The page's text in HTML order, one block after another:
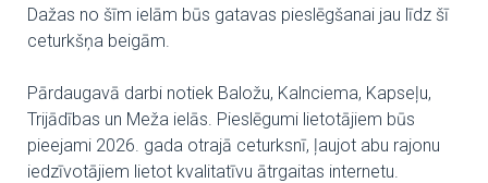
Dažas no šīm ielām būs gatavas pieslēgšanai jau līdz šī
ceturkšņa beigām.
Pārdaugavā darbi notiek Baložu, Kalnciema, Kapseļu,
Trijādības un Meža ielās. Pieslēgumi lietotājiem būs
pieejami 2026. gada otrajā ceturksnī, ļaujot abu rajonu
iedzīvotājiem lietot kvalitatīvu ātrgaitas internetu.